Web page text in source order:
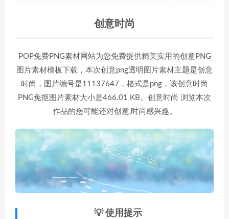
创意时尚
POP免费PNG素材网站为您免费提供精美实用的创意PNG
图片素材模板下载，本次创意png透明图片素材主题是创意
时尚，图片编号是11137647，格式是png，该创意时尚
PNG免抠图片素材大小是466.01 KB。创意时尚 浏览本次
作品的您可能还对创意,时尚感兴趣。
💡 使用提示